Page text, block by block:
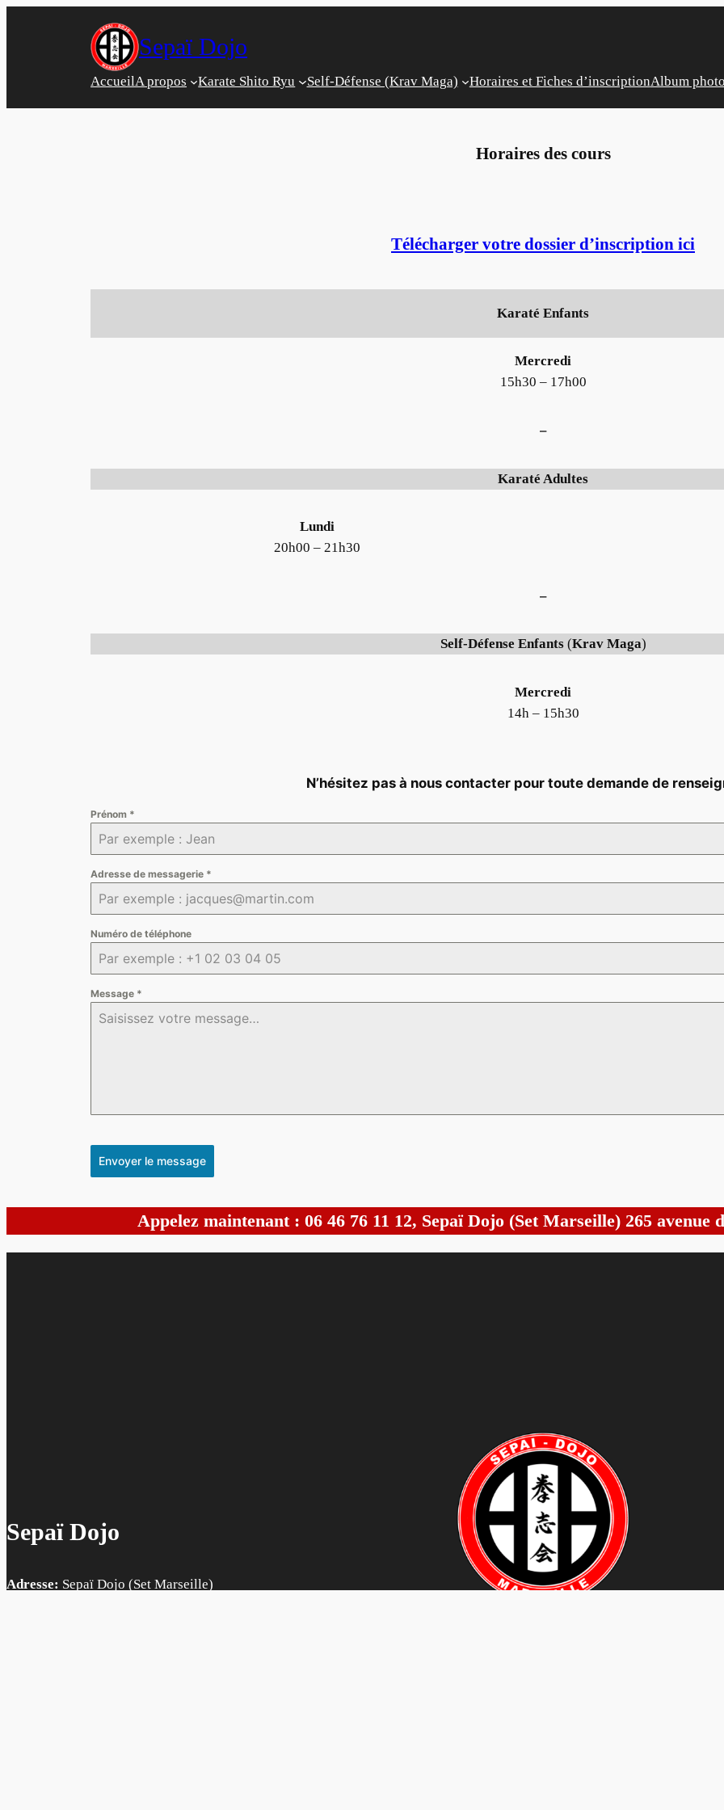
Sepaï Dojo
AccueilA propos Karate Shito Ryu Self-Défense (Krav Maga) Horaires et Fiches d’inscriptionAlbum
Horaires des cours
Télécharger votre dossier d’inscription ici
Karaté Enfants
Mercredi
15h30 – 17h00
–
Karaté Adultes
Lundi
20h00 – 21h30
–
Self-Défense Enfants(Krav Maga)
Mercredi
14h – 15h30
N’hésitez pas à nous contacter pour toute demande de
Prénom *
Adresse de messagerie *
Numéro de téléphone
Message *
Envoyer le message
Appelez maintenant : 06 46 76 11 12, Sepaï Dojo (Set Marseille) 265 avenue
Sepaï Dojo
Adresse: Sepaï Dojo (Set Marseille)